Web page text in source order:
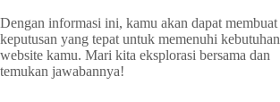
Dengan informasi ini, kamu akan dapat membuat
keputusan yang tepat untuk memenuhi kebutuhan
website kamu. Mari kita eksplorasi bersama dan
temukan jawabannya!